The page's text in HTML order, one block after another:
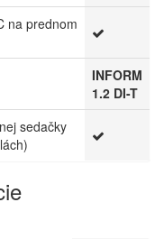
na prednom
INFORM
1.2 DI-T
sedačky